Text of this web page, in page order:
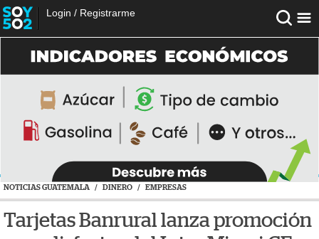
Login / Registrarme
NOTICIAS GUATEMALA / DINERO / EMPRESAS
Tarjetas Banrural lanza promoción